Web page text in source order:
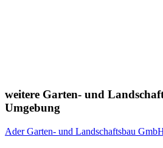
weitere Garten- und
Umgebung
Ader Garten- und Landschaftsbau